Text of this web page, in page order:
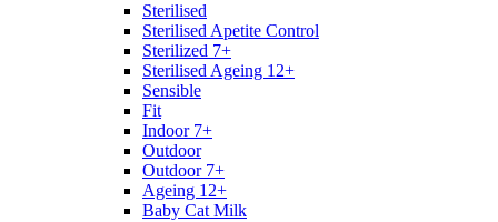
Sterilised
Sterilised Apetite Control
Sterilized 7+
Sterilised Ageing 12+
Sensible
Fit
Indoor 7+
Outdoor
Outdoor 7+
Ageing 12+
Baby Cat Milk